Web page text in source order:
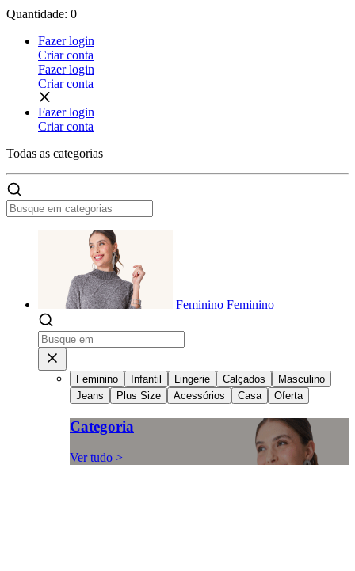
Quantidade: 0
Fazer login
Criar conta
Fazer login
Criar conta
Fazer login
Criar conta
Todas as categorias
Feminino Feminino
Feminino Infantil Lingerie Calçados
Masculino
Jeans
Plus Size Acessórios Casa Oferta
Categoria
Ver tudo >